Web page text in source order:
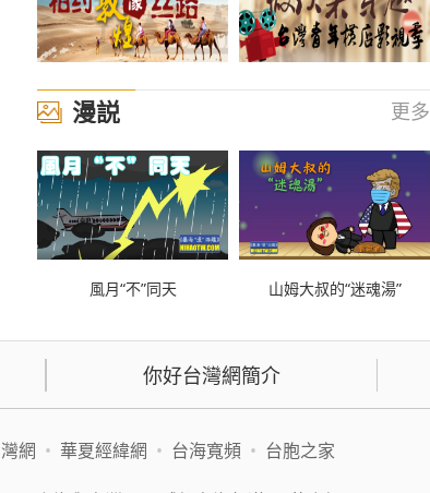
漫説 更多
風月“不”同天 山姆大叔的“迷魂湯”
你好台灣網簡介
網 • 華夏經緯網 • 台海寬頻 • 台胞之家